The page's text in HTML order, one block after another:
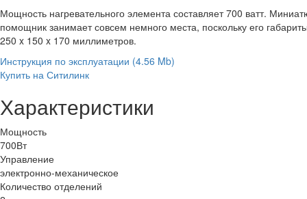
Мощность нагревательного элемента составляет 700 ватт.
помощник занимает совсем немного места, поскольку его
250 x 150 x 170 миллиметров.
Инструкция по эксплуатации (4.56 Mb)
Купить на Ситилинк
Характеристики
Мощность
700Вт
Управление
электронно-механическое
Количество отделений